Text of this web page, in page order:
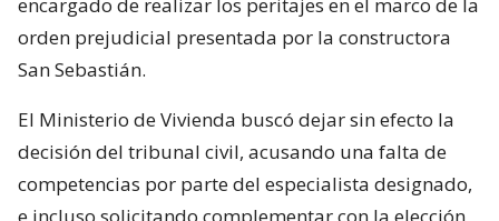
encargado de realizar los peritajes en el marco de la
orden prejudicial presentada por la constructora
San Sebastián.
El Ministerio de Vivienda buscó dejar sin efecto la
decisión del tribunal civil, acusando una falta de
competencias por parte del especialista designado,